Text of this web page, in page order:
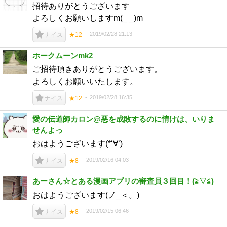
招待ありがとうございます
よろしくお願いしますm(_ _)m
ナイス ★12 2019/02/28 21:13
ホークムーンmk2
ご招待頂きありがとうございます。
よろしくお願いいたします。
ナイス ★12 2019/02/28 16:35
愛の伝道師カロン@悪を成敗するのに情けは、いりま
せんよっ
おはようございます(*‘∀‘)
ナイス ★8 2019/02/16 04:03
あーさん☆とある漫画アプリの審査員３回目！(⁠≧⁠▽⁠≦⁠)
おはようございます(ノ_＜。)
ナイス ★8 2019/02/15 06:46